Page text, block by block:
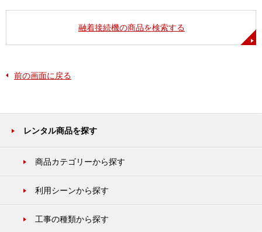
融着接続機の商品を検索する
前の画面に戻る
レンタル商品を探す
商品カテゴリーから探す
利用シーンから探す
工事の種類から探す